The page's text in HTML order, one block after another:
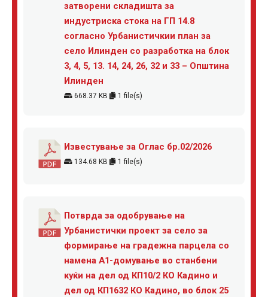
затворени складишта за
индустриска стока на ГП 14.8
согласно Урбанистичкии план за
село Илинден со разработка на блок
3, 4, 5, 13. 14, 24, 26, 32 и 33 – Општина
Илинден
668.37 KB 1 file(s)
Известување за Оглас бр.02/2026
134.68 KB 1 file(s)
Потврда за одобрување на
Урбанистички проект за село за
формирање на градежна парцела со
намена А1-домување во станбени
куќи на дел од КП10/2 КО Кадино и
дел од КП1632 КО Кадино, во блок 25